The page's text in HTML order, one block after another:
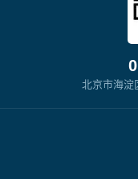
北京市海淀